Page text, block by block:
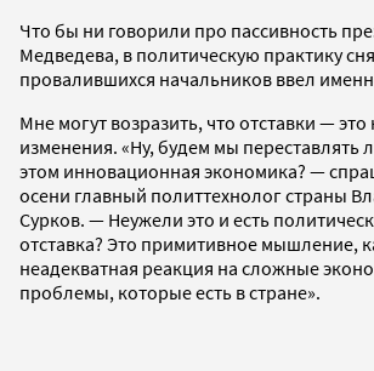
Что бы ни говорили про пассивность
Медведева, в политическую практику
провалившихся начальников ввел
Мне могут возразить, что отставки —
изменения. «Ну, будем мы переставлять
этом инновационная экономика? —
осени главный политтехнолог страны
Сурков. — Неужели это и есть
отставка? Это примитивное мышление,
неадекватная реакция на сложные
проблемы, которые есть в стране».